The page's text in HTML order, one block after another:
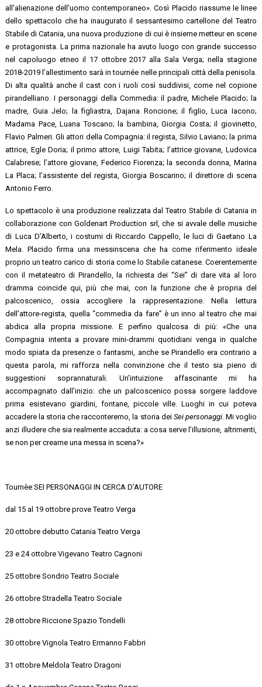
all’alienazione dell’uomo contemporaneo». Così Placido riassume le linee
dello spettacolo che ha inaugurato il sessantesimo cartellone del Teatro
Stabile di Catania, una nuova produzione di cui è insieme metteur en scene
e protagonista. La prima nazionale ha avuto luogo con grande successo
nel capoluogo etneo il 17 ottobre 2017 alla Sala Verga; nella stagione
2018-2019 l’allestimento sarà in tournée nelle principali città della penisola.
Di alta qualità anche il cast con i ruoli così suddivisi, come nel copione
pirandelliano. I personaggi della Commedia: il padre, Michele Placido; la
madre, Guia Jelo; la figliastra, Dajana Roncione; il figlio, Luca Iacono;
Madama Pace, Luana Toscano; la bambina, Giorgia Costa; il giovinetto,
Flavio Palmeri. Gli attori della Compagnia: il regista, Silvio Laviano; la prima
attrice, Egle Doria; il primo attore, Luigi Tabita; l’attrice giovane, Ludovica
Calabrese; l’attore giovane, Federico Fiorenza; la seconda donna, Marina
La Placa; l’assistente del regista, Giorgia Boscarino; il direttore di scena
Antonio Ferro.
Lo spettacolo è una produzione realizzata dal Teatro Stabile di Catania in
collaborazione con Goldenart Production srl, che si avvale delle musiche
di Luca D’Alberto, i costumi di Riccardo Cappello, le luci di Gaetano La
Mela. Placido firma una messinscena che ha come riferimento ideale
proprio un teatro carico di storia come lo Stabile catanese. Coerentemente
con il metateatro di Pirandello, la richiesta dei “Sei” di dare vita al loro
dramma coincide qui, più che mai, con la funzione che è propria del
palcoscenico, ossia accogliere la rappresentazione. Nella lettura
dell’attore-regista, quella “commedia da fare” è un inno al teatro che mai
abdica alla propria missione. E perfino qualcosa di più: «Che una
Compagnia intenta a provare mini-drammi quotidiani venga in qualche
modo spiata da presenze o fantasmi, anche se Pirandello era contrario a
questa parola, mi rafforza nella convinzione che il testo sia pieno di
suggestioni soprannaturali. Un’intuizione affascinante mi ha
accompagnato dall’inizio: che un palcoscenico possa sorgere laddove
prima esistevano giardini, fontane, piccole ville. Luoghi in cui poteva
accadere la storia che racconteremo, la storia dei Sei personaggi. Mi voglio
anzi illudere che sia realmente accaduta: a cosa serve l’illusione, altrimenti,
se non per crearne una messa in scena?»
Tournèe SEI PERSONAGGI IN CERCA D’AUTORE
dal 15 al 19 ottobre prove Teatro Verga
20 ottobre debutto Catania Teatro Verga
23 e 24 ottobre Vigevano Teatro Cagnoni
25 ottobre Sondrio Teatro Sociale
26 ottobre Stradella Teatro Sociale
28 ottobre Riccione Spazio Tondelli
30 ottobre Vignola Teatro Ermanno Fabbri
31 ottobre Meldola Teatro Dragoni